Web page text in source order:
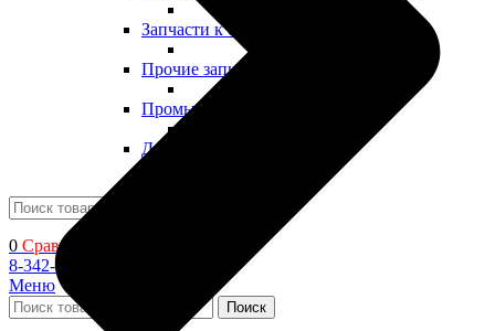
Запчасти к оборудованию YOKIJI
Прочие запчасти
Промышленные ЛКМ
Декоративные ЛКМ
0 Сравнить
8-342-206-72-22
Меню
Поиск